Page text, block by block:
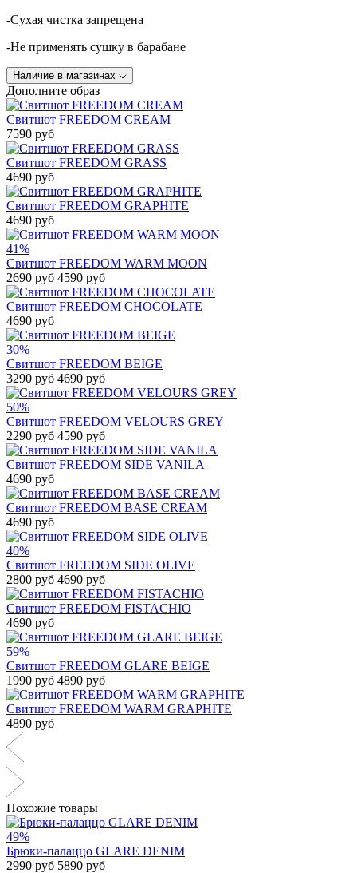
-Сухая чистка запрещена
-Не применять сушку в барабане
Наличие в магазинах
Дополните образ
Свитшот FREEDOM CREAM
7590 руб
Свитшот FREEDOM GRASS
4690 руб
Свитшот FREEDOM GRAPHITE
4690 руб
41%
Свитшот FREEDOM WARM MOON
2690 руб 4590 руб
Свитшот FREEDOM CHOCOLATE
4690 руб
30%
Свитшот FREEDOM BEIGE
3290 руб 4690 руб
50%
Свитшот FREEDOM VELOURS GREY
2290 руб 4590 руб
Свитшот FREEDOM SIDE VANILA
4690 руб
Свитшот FREEDOM BASE CREAM
4690 руб
40%
Свитшот FREEDOM SIDE OLIVE
2800 руб 4690 руб
Свитшот FREEDOM FISTACHIO
4690 руб
59%
Свитшот FREEDOM GLARE BEIGE
1990 руб 4890 руб
Свитшот FREEDOM WARM GRAPHITE
4890 руб
Похожие товары
49%
Брюки-палаццо GLARE DENIM
2990 руб 5890 руб